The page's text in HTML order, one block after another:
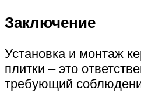
Заключение
Установка и монтаж
плитки – это
требующий